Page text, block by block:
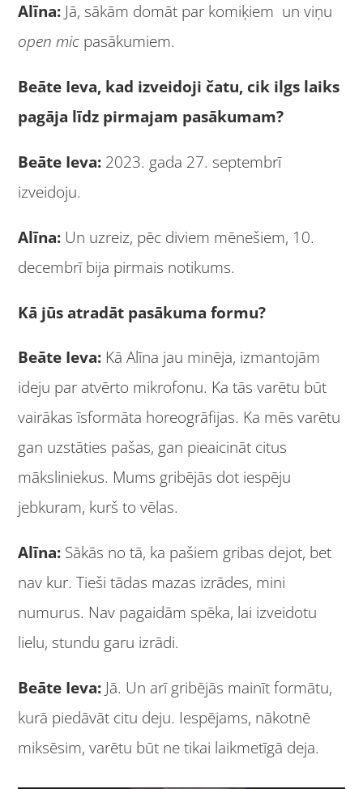
Alīna: Jā, sākām domāt par komiķiem un viņu
open mic pasākumiem.
Beāte Ieva, kad izveidoji čatu, cik ilgs laiks
pagāja līdz pirmajam pasākumam?
Beāte Ieva: 2023. gada 27. septembrī
izveidoju.
Alīna: Un uzreiz, pēc diviem mēnešiem, 10.
decembrī bija pirmais notikums.
Kā jūs atradāt pasākuma formu?
Beāte Ieva: Kā Alīna jau minēja, izmantojām
ideju par atvērto mikrofonu. Ka tās varētu būt
vairākas īsformāta horeogrāfijas. Ka mēs varētu
gan uzstāties pašas, gan pieaicināt citus
māksliniekus. Mums gribējās dot iespēju
jebkuram, kurš to vēlas.
Alīna: Sākās no tā, ka pašiem gribas dejot, bet
nav kur. Tieši tādas mazas izrādes, mini
numurus. Nav pagaidām spēka, lai izveidotu
lielu, stundu garu izrādi.
Beāte Ieva: Jā. Un arī gribējās mainīt formātu,
kurā piedāvāt citu deju. Iespējams, nākotnē
miksēsim, varētu būt ne tikai laikmetīgā deja.